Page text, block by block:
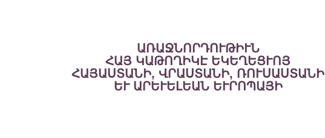
ԱՌԱՋՆՈՐԴՈՒԹԻՒՆ
ՀԱՅ ԿԱԹՈՂԻԿԷ ԵԿԵՂԵՑՒՈՅ
ՀԱՅԱՍՏԱՆԻ, ՎՐԱՍՏԱՆԻ, ՌՈՒՍԱՍՏԱՆԻ
ԵՒ ԱՐԵՒԵԼԵԱՆ ԵՒՐՈՊԱՅԻ